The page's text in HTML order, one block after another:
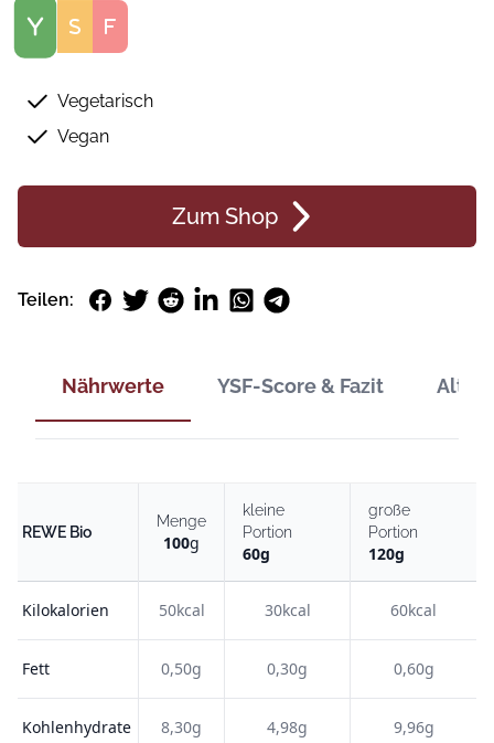
Score
Vegetarisch
Vegan
Zum Shop
Teilen: Facebook
TwitterRedditLinkedInWhatsApp
Telegram
Nährwerte YSF-Score & Fazit
REWE Bio
Menge
100g
kleine
Portion
60g
große
Portion
120g
Kilokalorien 50kcal 30kcal 60kcal
Fett 0,50g 0,30g 0,60g
Kohlenhydrate 8,30g 4,98g 9,96g